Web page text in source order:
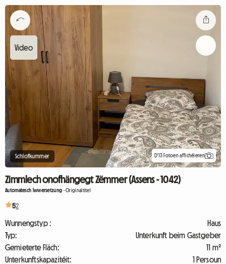
Schlofkummer D'13 Fotoen affichéieren
Zimmlech onofhängegt Zëmmer (Assens - 1042)
Automatesch Iwwersetzung -Originaltitel
52
Wunnengstyp :
Haus
Typ:
Unterkunft beim Gastgeber
Gemieterte Fläch:
11 m²
Unterkunftskapazitéit:
1 Persoun